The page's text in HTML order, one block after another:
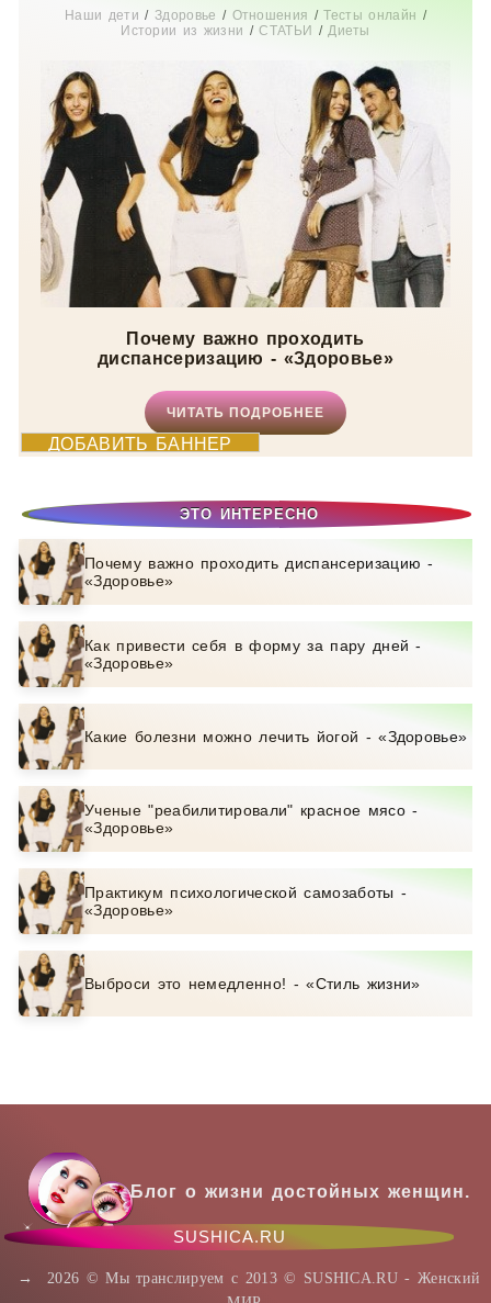
Наши дети / Здоровье / Отношения /Тесты онлайн /
Истории из жизни /СТАТЬИ /Диеты
Почему важно проходить
диспансеризацию - «Здоровье»
ЧИТАТЬ ПОДРОБНЕЕ
ДОБАВИТЬ БАННЕР
ЭТО ИНТЕРЕСНО
Почему важно проходить диспансеризацию -
«Здоровье»
Как привести себя в форму за пару дней -
«Здоровье»
Какие болезни можно лечить йогой - «Здоровье»
Ученые "реабилитировали" красное мясо -
«Здоровье»
Практикум психологической самозаботы -
«Здоровье»
Выброси это немедленно! - «Стиль жизни»
Блог о жизни достойных женщин.
SUSHICA.RU
→ 2026 © Мы транслируем с 2013 © SUSHICA.RU - Женский